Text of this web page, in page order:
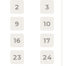
2 3
9 10
16 17
23 24